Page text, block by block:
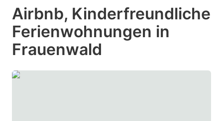
Airbnb, Kinderfreundliche
Ferienwohnungen in
Frauenwald